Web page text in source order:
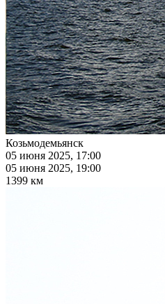
Козьмодемьянск
05 июня 2025, 17:00
05 июня 2025, 19:00
1399 км